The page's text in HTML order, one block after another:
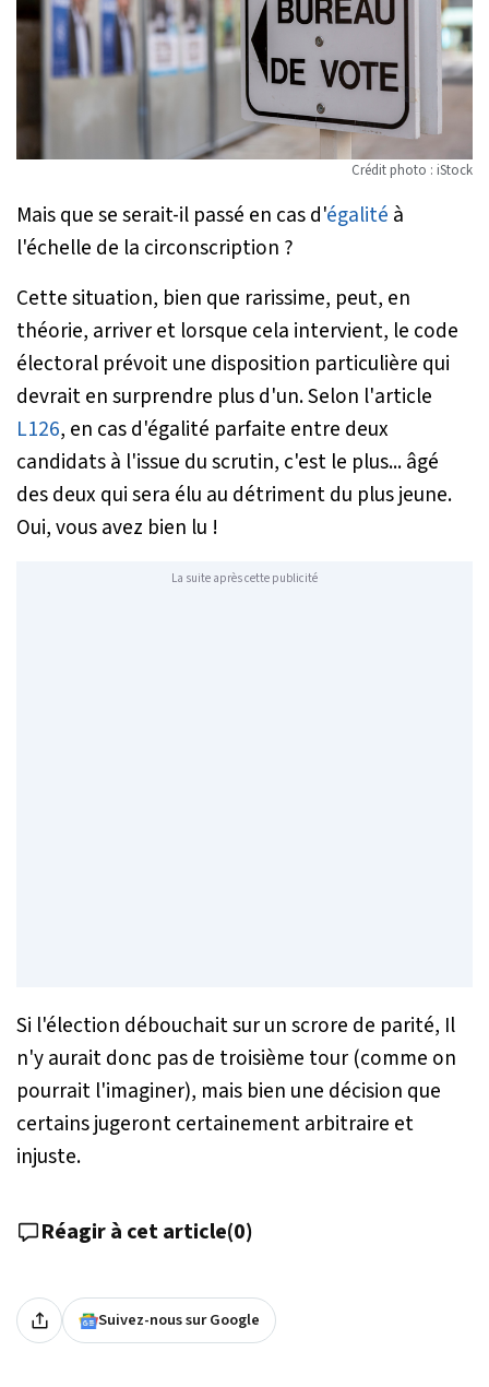
Crédit photo : iStock
Mais que se serait-il passé en cas d'égalité à
l'échelle de la circonscription ?
Cette situation, bien que rarissime, peut, en
théorie, arriver et lorsque cela intervient, le code
électoral prévoit une disposition particulière qui
devrait en surprendre plus d'un. Selon l'article
L126, en cas d'égalité parfaite entre deux
candidats à l'issue du scrutin, c'est le plus... âgé
des deux qui sera élu au détriment du plus jeune.
Oui, vous avez bien lu !
La suite après cette publicité
Si l'élection débouchait sur un scrore de parité, Il
n'y aurait donc pas de troisième tour (comme on
pourrait l'imaginer), mais bien une décision que
certains jugeront certainement arbitraire et
injuste.
Réagir à cet article(0)
Suivez-nous sur Google